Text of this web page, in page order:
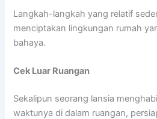
Langkah-langkah yang relatif
menciptakan lingkungan rumah
bahaya.
Cek Luar Ruangan
Sekalipun seorang lansia
waktunya di dalam ruangan,